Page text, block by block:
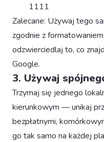
1111
Zalecane: Używaj tego
zgodnie z
odzwierciedlaj to, co
Google.
3. Używaj
Trzymaj się jednego
kierunkowym — unikaj
bezpłatnymi,
go tak samo na każdej